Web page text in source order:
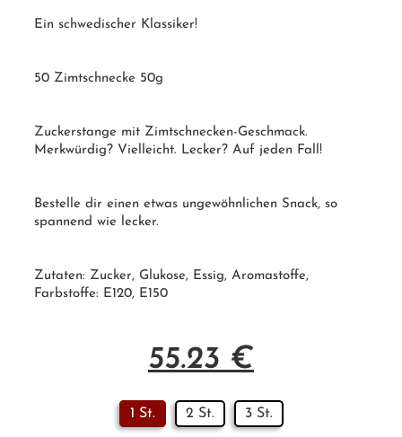
Ein schwedischer Klassiker!
50 Zimtschnecke 50g
Zuckerstange mit Zimtschnecken-Geschmack.
Merkwürdig? Vielleicht. Lecker? Auf jeden Fall!
Bestelle dir einen etwas ungewöhnlichen Snack, so
spannend wie lecker.
Zutaten: Zucker, Glukose, Essig, Aromastoffe,
Farbstoffe: E120, E150
55.23 €
1 St. 2 St. 3 St.